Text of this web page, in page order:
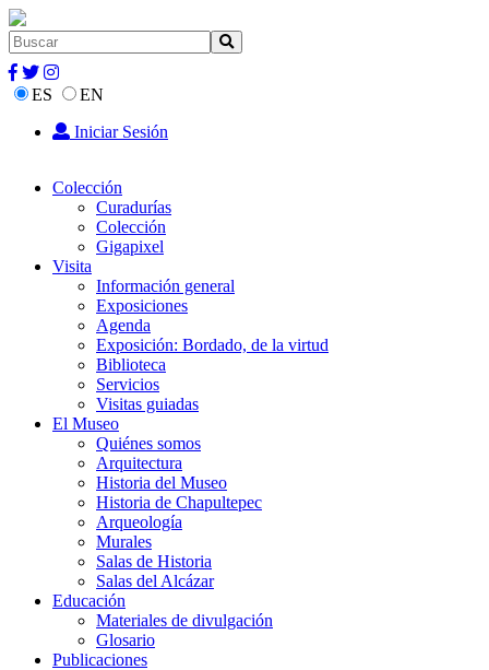
ES
EN
Iniciar Sesión
Colección
Curadurías
Colección
Gigapixel
Visita
Información general
Exposiciones
Agenda
Exposición: Bordado, de la virtud
Biblioteca
Servicios
Visitas guiadas
El Museo
Quiénes somos
Arquitectura
Historia del Museo
Historia de Chapultepec
Arqueología
Murales
Salas de Historia
Salas del Alcázar
Educación
Materiales de divulgación
Glosario
Publicaciones